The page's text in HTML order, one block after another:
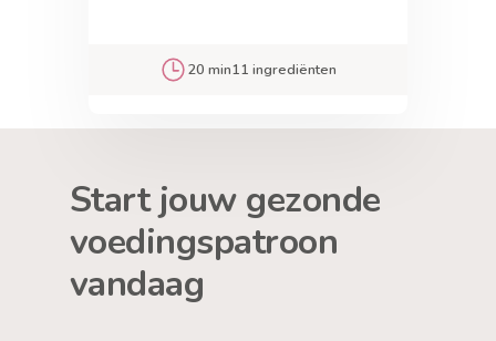
20 min11 ingrediënten
Start jouw gezonde
voedingspatroon
vandaag